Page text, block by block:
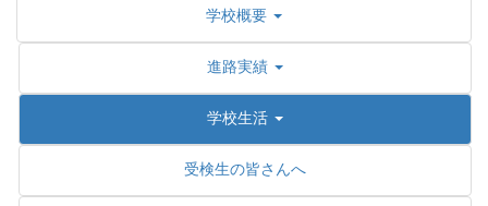
学校概要
進路実績
学校生活
受検生の皆さんへ